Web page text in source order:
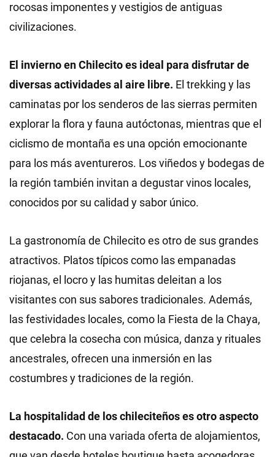
rocosas imponentes y vestigios de antiguas
civilizaciones.
El invierno en Chilecito es ideal para disfrutar de
diversas actividades al aire libre. El trekking y las
caminatas por los senderos de las sierras permiten
explorar la flora y fauna autóctonas, mientras que el
ciclismo de montaña es una opción emocionante
para los más aventureros. Los viñedos y bodegas de
la región también invitan a degustar vinos locales,
conocidos por su calidad y sabor único.
La gastronomía de Chilecito es otro de sus grandes
atractivos. Platos típicos como las empanadas
riojanas, el locro y las humitas deleitan a los
visitantes con sus sabores tradicionales. Además,
las festividades locales, como la Fiesta de la Chaya,
que celebra la cosecha con música, danza y rituales
ancestrales, ofrecen una inmersión en las
costumbres y tradiciones de la región.
La hospitalidad de los chileciteños es otro aspecto
destacado. Con una variada oferta de alojamientos,